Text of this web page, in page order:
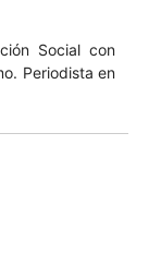
Social con
Periodista en